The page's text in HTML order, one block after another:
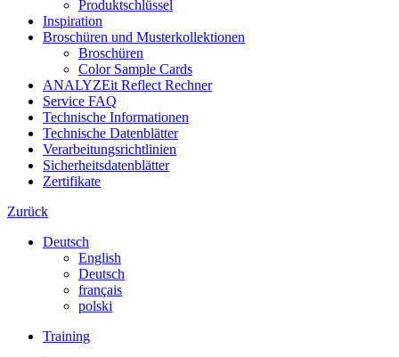
Produktschlüssel
Inspiration
Broschüren und Musterkollektionen
Broschüren
Color Sample Cards
ANALYZEit Reflect Rechner
Service FAQ
Technische Informationen
Technische Datenblätter
Verarbeitungsrichtlinien
Sicherheitsdatenblätter
Zertifikate
Zurück
Deutsch
English
Deutsch
français
polski
Training